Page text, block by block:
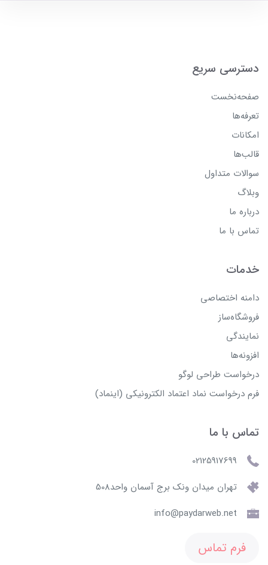
دسترسی سریع
صفحه‌نخست
تعرفه‌ها
امکانات
قالب‌ها
سوالات متداول
وبلاگ
درباره ما
تماس با ما
خدمات
دامنه اختصاصی
فروشگاه‌ساز
نمایندگی
افزونه‌ها
درخواست طراحی لوگو
فرم درخواست نماد اعتماد الکترونیکی (اینماد)
تماس با ما
02125917699
تهران میدان ونک برج آسمان واحد508
info@paydarweb.net
فرم تماس